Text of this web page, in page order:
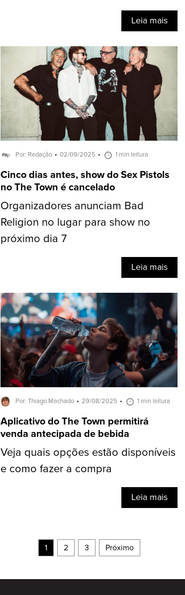
Leia mais
Por: Redação 02/09/2025 1 min leitura
Cinco dias antes, show do Sex Pistols
no The Town é cancelado
Organizadores anunciam Bad
Religion no lugar para show no
próximo dia 7
Leia mais
Por: Thiago Machado 29/08/2025 1 min leitura
Aplicativo do The Town permitirá
venda antecipada de bebida
Veja quais opções estão disponíveis
e como fazer a compra
Leia mais
1 2 3 Próximo